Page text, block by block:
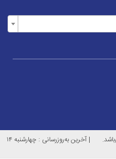
|
آخرین به‌روزرسانی : چهارشنبه ۱۴